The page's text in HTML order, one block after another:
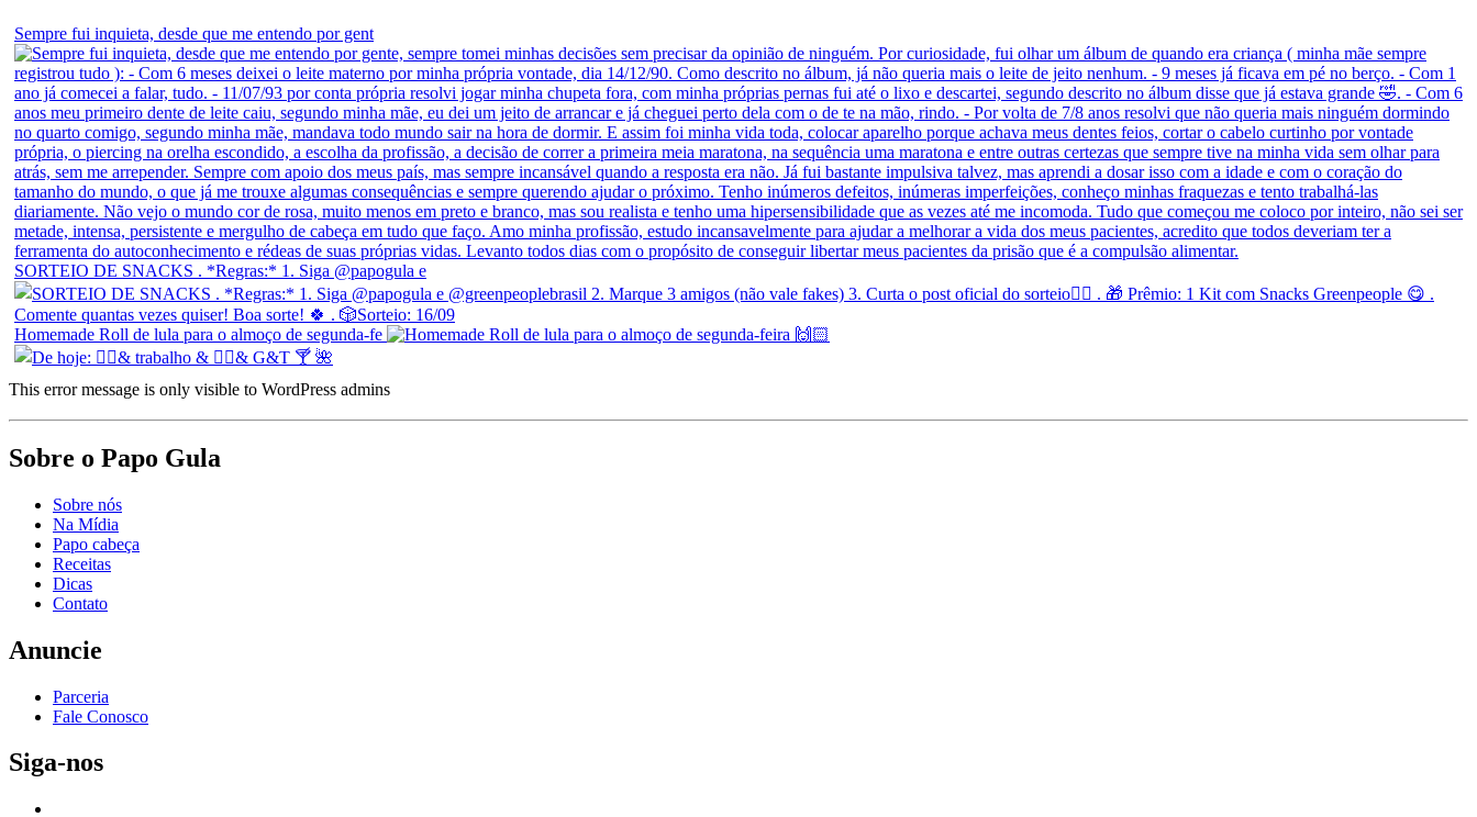
Sempre fui inquieta, desde que me entendo por gent
SORTEIO DE SNACKS . *Regras:* 1. Siga @papogula e
Homemade Roll de lula para o almoço de segunda-fe
This error message is only visible to WordPress admins
Sobre o Papo Gula
Sobre nós
Na Mídia
Papo cabeça
Receitas
Dicas
Contato
Anuncie
Parceria
Fale Conosco
Siga-nos